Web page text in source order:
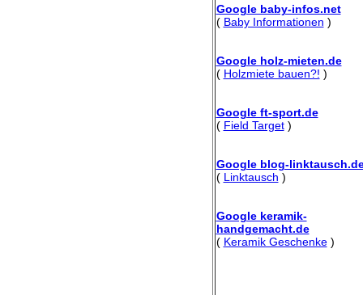
Google baby-infos.net
( Baby Informationen )
Google holz-mieten.de
( Holzmiete bauen?! )
Google ft-sport.de
( Field Target)
Google blog-
( Linktausch )
Google keramik-
handgemacht.de
( Keramik Geschenke)